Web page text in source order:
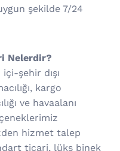
şekilde 7/24
Nelerdir?
şehir dışı
kargo
ve havaalanı
hizmet talep
ticari, lüks binek